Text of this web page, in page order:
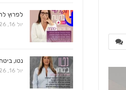
לפרוץ
יול 16, 2026
נטו,
יול 16, 2026